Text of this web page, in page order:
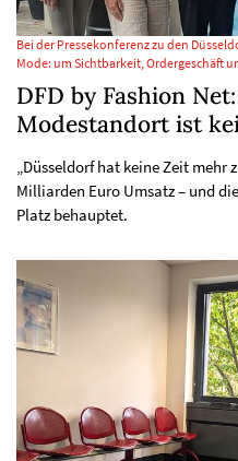
Bei der Pressekonferenz zu den
Mode: um Sichtbarkeit, Ordergeschäft
DFD by Fashion
Modestandort ist
„Düsseldorf hat keine Zeit mehr
Milliarden Euro Umsatz – und
Platz behauptet.